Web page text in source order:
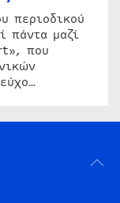
περιοδικού
πάντα μαζί
που